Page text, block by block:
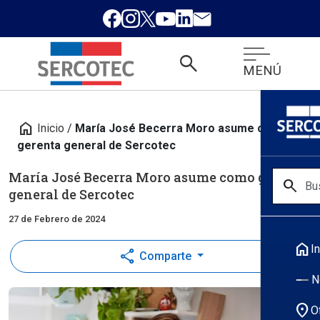
search MENÚ
search
home
location_on
home Inicio / María José Becerra Moro asume como
gerenta general de Sercotec
María José Becerra Moro asume como gerenta
general de Sercotec
27 de Febrero de 2024
share Comparte